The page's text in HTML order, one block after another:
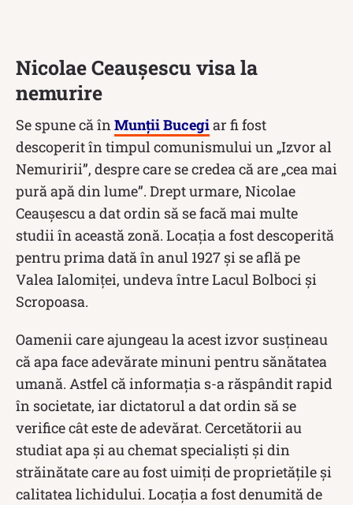
Nicolae Ceaușescu visa la
nemurire
Se spune că în Munții Bucegiar fi fost
descoperit în timpul comunismului un „Izvor al
Nemuririi”, despre care se credea că are „cea mai
pură apă din lume”. Drept urmare, Nicolae
Ceaușescu a dat ordin să se facă mai multe
studii în această zonă. Locația a fost descoperită
pentru prima dată în anul 1927 și se află pe
Valea Ialomiței, undeva între Lacul Bolboci și
Scropoasa.
Oamenii care ajungeau la acest izvor susțineau
că apa face adevărate minuni pentru sănătatea
umană. Astfel că informația s-a răspândit rapid
în societate, iar dictatorul a dat ordin să se
verifice cât este de adevărat. Cercetătorii au
studiat apa și au chemat specialiști și din
străinătate care au fost uimiți de proprietățile și
calitatea lichidului. Locația a fost denumită de